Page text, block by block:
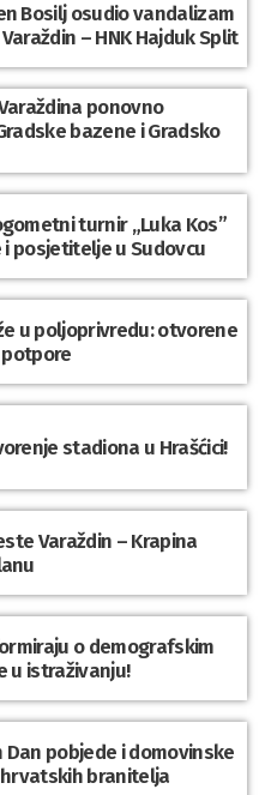
Bosilj osudio vandalizam
– HNK Hajduk Split
ponovno
bazene i Gradsko
turnir „Luka Kos”
posjetitelje u Sudovcu
u poljoprivredu: otvorene
stadiona u Hrašćici!
Varaždin – Krapina
o demografskim
u istraživanju!
Dan pobjede i domovinske
branitelja